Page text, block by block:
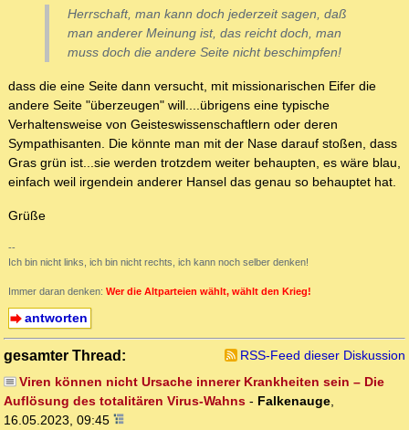
Herrschaft, man kann doch jederzeit sagen, daß
man anderer Meinung ist, das reicht doch, man
muss doch die andere Seite nicht beschimpfen!
dass die eine Seite dann versucht, mit missionarischen Eifer die
andere Seite "überzeugen" will....übrigens eine typische
Verhaltensweise von Geisteswissenschaftlern oder deren
Sympathisanten. Die könnte man mit der Nase darauf stoßen, dass
Gras grün ist...sie werden trotzdem weiter behaupten, es wäre blau,
einfach weil irgendein anderer Hansel das genau so behauptet hat.
Grüße
--
Ich bin nicht links, ich bin nicht rechts, ich kann noch selber denken!
Immer daran denken: Wer die Altparteien wählt, wählt den Krieg!
antworten
gesamter Thread:
RSS-Feed dieser Diskussion
Viren können nicht Ursache innerer Krankheiten sein – Die
Auflösung des totalitären Virus-Wahns - Falkenauge,
16.05.2023, 09:45